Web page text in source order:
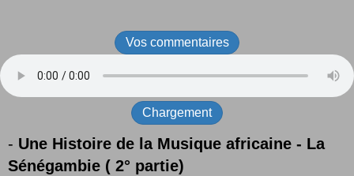
Vos commentaires
Chargement
- Une Histoire de la Musique africaine - La
Sénégambie ( 2° partie)